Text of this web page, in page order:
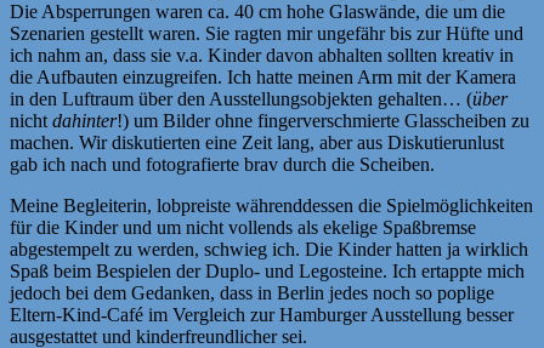
Die Absperrungen waren ca. 40 cm hohe Glaswände, die um die
Szenarien gestellt waren. Sie ragten mir ungefähr bis zur Hüfte und
ich nahm an, dass sie v.a. Kinder davon abhalten sollten kreativ in
die Aufbauten einzugreifen. Ich hatte meinen Arm mit der Kamera
in den Luftraum über den Ausstellungsobjekten gehalten… (über
nicht dahinter!) um Bilder ohne fingerverschmierte Glasscheiben zu
machen. Wir diskutierten eine Zeit lang, aber aus Diskutierunlust
gab ich nach und fotografierte brav durch die Scheiben.
Meine Begleiterin, lobpreiste währenddessen die Spielmöglichkeiten
für die Kinder und um nicht vollends als ekelige Spaßbremse
abgestempelt zu werden, schwieg ich. Die Kinder hatten ja wirklich
Spaß beim Bespielen der Duplo- und Legosteine. Ich ertappte mich
jedoch bei dem Gedanken, dass in Berlin jedes noch so poplige
Eltern-Kind-Café im Vergleich zur Hamburger Ausstellung besser
ausgestattet und kinderfreundlicher sei.